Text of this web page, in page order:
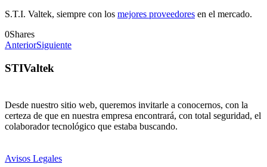
S.T.I. Valtek, siempre con los mejores proveedores en el mercado.
0Shares
AnteriorSiguiente
STIValtek
Desde nuestro sitio web, queremos invitarle a conocernos, con la
certeza de que en nuestra empresa encontrará, con total seguridad, el
colaborador tecnológico que estaba buscando.
Avisos Legales